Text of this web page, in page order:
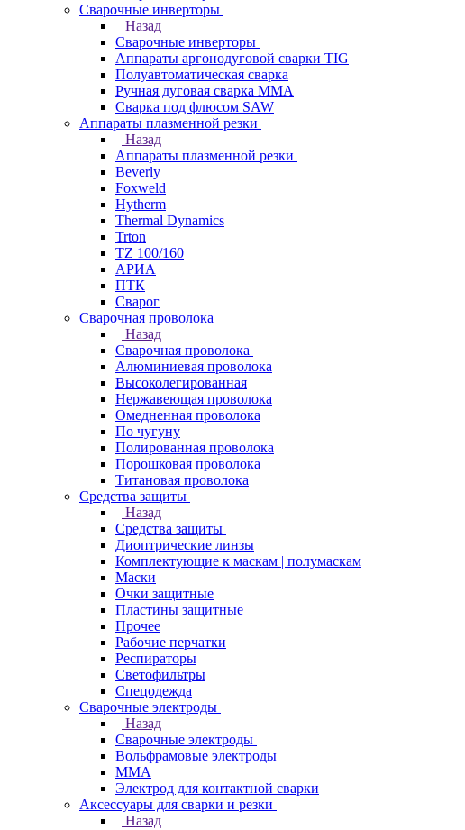
Сварочные инверторы
Назад
Сварочные инверторы
Аппараты аргонодуговой сварки TIG
Полуавтоматическая сварка
Ручная дуговая сварка MMA
Сварка под флюсом SAW
Аппараты плазменной резки
Назад
Аппараты плазменной резки
Beverly
Foxweld
Hytherm
Thermal Dynamics
Trton
TZ 100/160
АРИА
ПТК
Сварог
Сварочная проволока
Назад
Сварочная проволока
Алюминиевая проволока
Высоколегированная
Нержавеющая проволока
Омедненная проволока
По чугуну
Полированная проволока
Порошковая проволока
Титановая проволока
Средства защиты
Назад
Средства защиты
Диоптрические линзы
Комплектующие к маскам | полумаскам
Маски
Очки защитные
Пластины защитные
Прочее
Рабочие перчатки
Респираторы
Светофильтры
Спецодежда
Сварочные электроды
Назад
Сварочные электроды
Вольфрамовые электроды
ММА
Электрод для контактной сварки
Аксессуары для сварки и резки
Назад